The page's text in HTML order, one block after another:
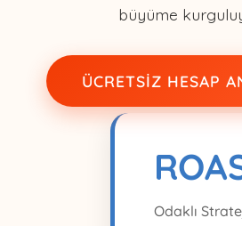
büyüme
ÜCRETSIZ HESAP
Odaklı